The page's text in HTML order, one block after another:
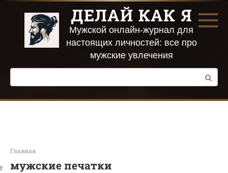
Перейти
контенту
ДЕЛАЙ КАК Я
Мужской онлайн-журнал для
настоящих личностей: все про
мужские увлечения
Поиск:
Главная
мужские печатки